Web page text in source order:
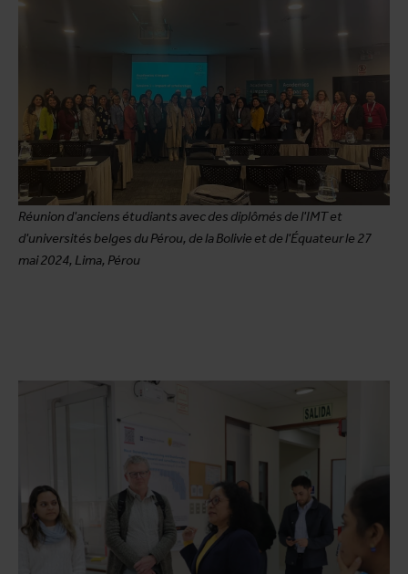
Réunion d'anciens étudiants avec des diplômés de l'IMT et
d'universités belges du Pérou, de la Bolivie et de l'Équateur le 27
mai 2024, Lima, Pérou